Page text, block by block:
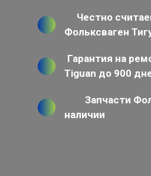
Честно
Фольксваген
Гарантия на
Tiguan до 900
Запчасти
наличии